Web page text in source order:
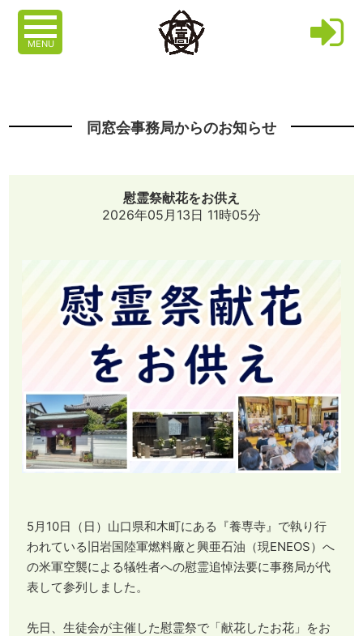
MENU
同窓会事務局からのお知らせ
慰霊祭献花をお供え
2026年05月13日 11時05分
5月10日（日）山口県和木町にある『養専寺』で執り行
われている旧岩国陸軍燃料廠と興亜石油（現ENEOS）へ
の米軍空襲による犠牲者への慰霊追悼法要に事務局が代
表して参列しました。
先日、生徒会が主催した慰霊祭で「献花したお花」をお